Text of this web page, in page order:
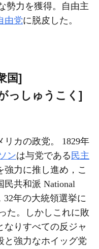
勢力を獲得。自由主
由党に脱皮した。
国]
っしゅうこく]
リカの政党。 1829年
ンは与党である 民主
力に推し進め，こ
共和派 National
32年の大統領選挙に
た。しかしこれに敗
なりすべての反ジャ
と強力なホイッグ党